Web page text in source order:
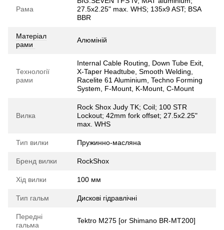
Рама
27.5x2.25" max. WHS; 135x9 AST; BSA
BBR
Матеріал
рами
Алюміній
Технології
рами
Internal Cable Routing, Down Tube Exit,
X-Taper Headtube, Smooth Welding,
Racelite 61 Aluminium, Techno Forming
System, F-Mount, K-Mount, C-Mount
Вилка
Rock Shox Judy TK; Coil; 100 STR
Lockout; 42mm fork offset; 27.5x2.25"
max. WHS
Тип вилки Пружинно-масляна
Бренд вилки RockShox
Хід вилки 100 мм
Тип гальм Дискові гідравлічні
Передні
гальма
Tektro M275 [or Shimano BR-MT200]